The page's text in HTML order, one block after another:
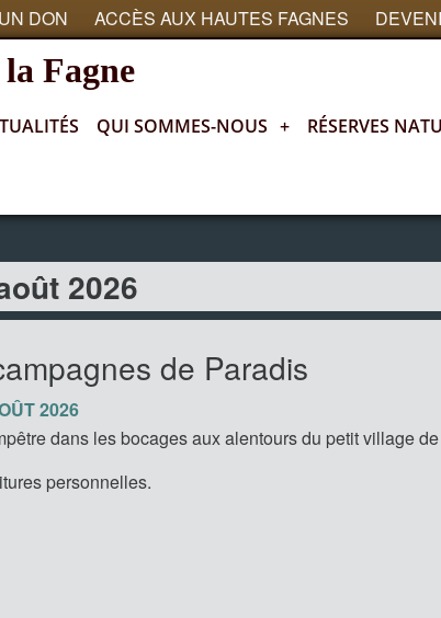
DON ACCÈS AUX HAUTES FAGNES
Fagne
QUI SOMMES-NOUS + RÉSERVES
2026
de Paradis
2026
dans les bocages aux alentours du petit village
personnelles.